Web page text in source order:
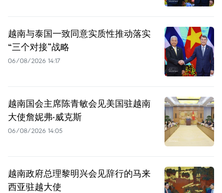
越南与泰国一致同意实质性推动落实
“三个对接”战略
06/08/2026 14:17
越南国会主席陈青敏会见美国驻越南
大使詹妮弗·威克斯
06/08/2026 14:05
越南政府总理黎明兴会见辞行的马来
西亚驻越大使